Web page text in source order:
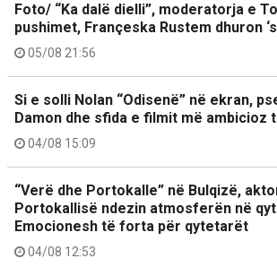
Foto/ “Ka dalë dielli”, moderatorja e
pushimet, Françeska Rustem dhuron
05/08 21:56
Si e solli Nolan “Odisenë” në ekran,
Damon dhe sfida e filmit më ambicioz
04/08 15:09
“Verë dhe Portokalle” në Bulqizë,
Portokallisë ndezin atmosferën në
Emocionesh të forta për qytetarët
04/08 12:53